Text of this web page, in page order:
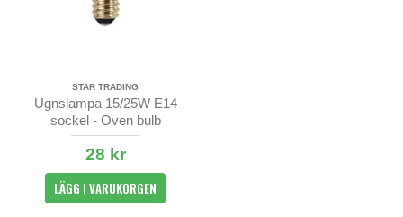
STAR TRADING
Ugnslampa 15/25W E14
sockel - Oven bulb
28 kr
LÄGG I VARUKORGEN